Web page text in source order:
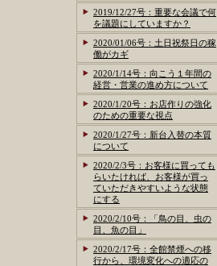
2019/12/27号：重要な会議で何
を議題にしていますか？
2020/01/06号：土日祝祭日の稼
働がカギ
2020/1/14号：向こう１年間の
経営・営業の進め方について
2020/1/20号：お店作りの強化
のための重要な視点
2020/1/27号：新台入替の本質
について
2020/2/3号：お客様に買っても
らいたければ、お客様が買っ
ていただきやすいような状態
にする
2020/2/10号：「鳥の目、虫の
目、魚の目」
2020/2/17号：全館禁煙への移
行から、環境変化への適応の